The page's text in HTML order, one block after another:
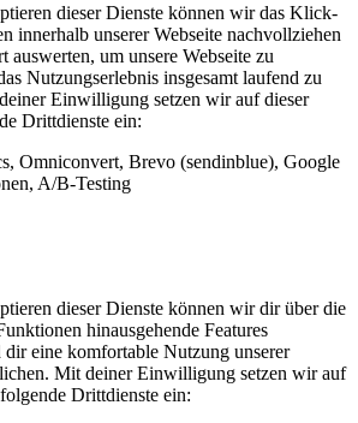
dieser Dienste können wir das Klick-
innerhalb unserer Webseite nachvollziehen
auswerten, um unsere Webseite zu
Nutzungserlebnis insgesamt laufend zu
Einwilligung setzen wir auf dieser
Drittdienste ein:
Omniconvert, Brevo (sendinblue), Google
A/B-Testing
dieser Dienste können wir dir über die
hinausgehende Features
dir eine komfortable Nutzung unserer
Mit deiner Einwilligung setzen wir auf
Drittdienste ein: